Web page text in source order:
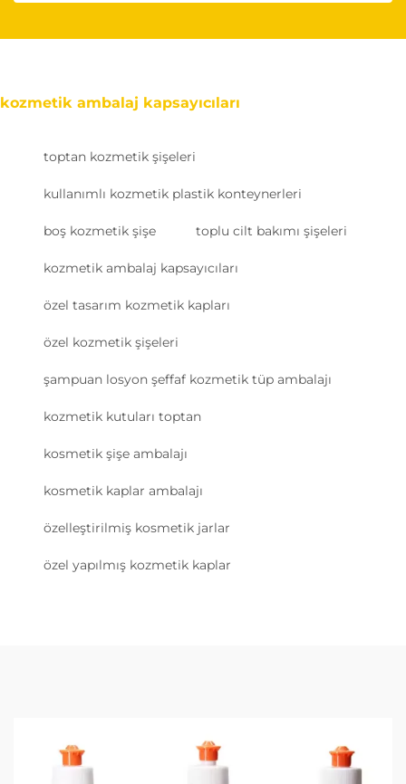
kozmetik ambalaj kapsayıcıları
toptan kozmetik şişeleri
kullanımlı kozmetik plastik konteynerleri
boş kozmetik şişe toplu cilt bakımı şişeleri
kozmetik ambalaj kapsayıcıları
özel tasarım kozmetik kapları
özel kozmetik şişeleri
şampuan losyon şeffaf kozmetik tüp ambalajı
kozmetik kutuları toptan
kosmetik şişe ambalajı
kosmetik kaplar ambalajı
özelleştirilmiş kosmetik jarlar
özel yapılmış kozmetik kaplar